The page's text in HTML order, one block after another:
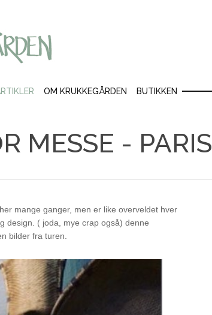
OM KRUKKEGÅRDEN BUTIKKEN
MESSE - PARIS
mange ganger, men er like overveldet hver
design. ( joda, mye crap også) denne
bilder fra turen.